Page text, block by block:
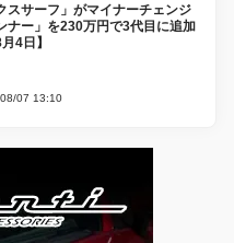
スサーフ」がマイナーチェンジ
ナー」を230万円で3代目に追加
4日】
07 13:10